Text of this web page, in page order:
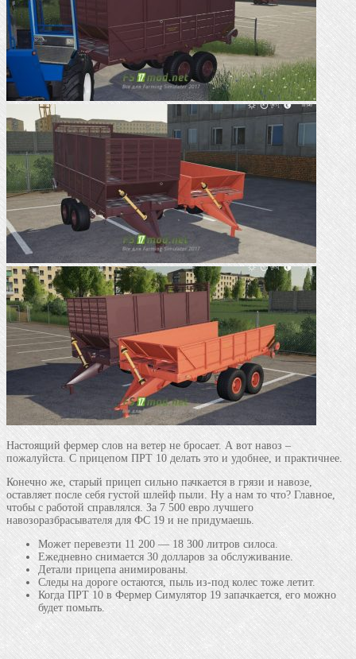
Настоящий фермер слов на ветер не бросает. А вот навоз –
пожалуйста. С прицепом ПРТ 10 делать это и удобнее, и практичнее.
Конечно же, старый прицеп сильно пачкается в грязи и навозе,
оставляет после себя густой шлейф пыли. Ну а нам то что? Главное,
чтобы с работой справлялся. За 7 500 евро лучшего
навозоразбрасывателя для ФС 19 и не придумаешь.
Может перевезти 11 200 — 18 300 литров силоса.
Ежедневно снимается 30 долларов за обслуживание.
Детали прицепа анимированы.
Следы на дороге остаются, пыль из-под колес тоже летит.
Когда ПРТ 10 в Фермер Симулятор 19 запачкается, его можно
будет помыть.